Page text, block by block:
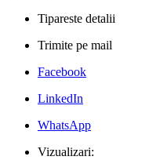
Tipareste detalii
Trimite pe mail
Facebook
LinkedIn
WhatsApp
Vizualizari: